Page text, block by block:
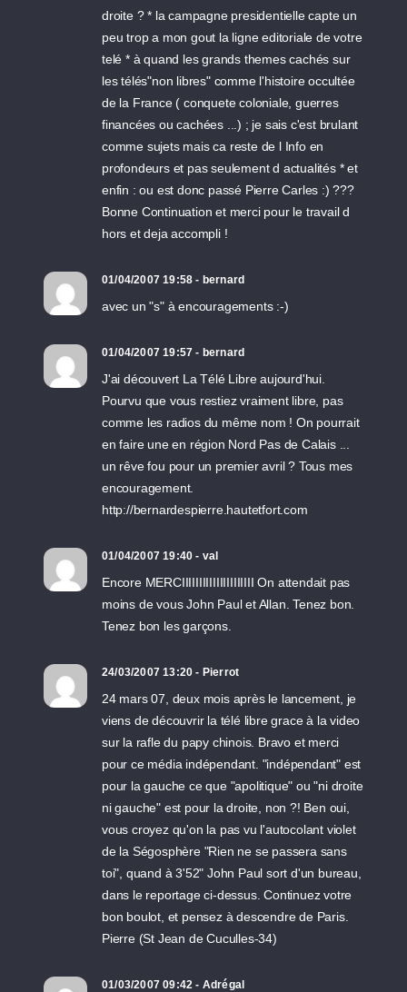
droite ? * la campagne presidentielle capte un
peu trop a mon gout la ligne editoriale de votre
telé * à quand les grands themes cachés sur
les télés"non libres" comme l'histoire occultée
de la France ( conquete coloniale, guerres
financées ou cachées ...) ; je sais c'est brulant
comme sujets mais ca reste de l Info en
profondeurs et pas seulement d actualités * et
enfin : ou est donc passé Pierre Carles :) ???
Bonne Continuation et merci pour le travail d
hors et deja accompli !
01/04/2007 19:58 - bernard
avec un "s" à encouragements :-)
01/04/2007 19:57 - bernard
J'ai découvert La Télé Libre aujourd'hui.
Pourvu que vous restiez vraiment libre, pas
comme les radios du même nom ! On pourrait
en faire une en région Nord Pas de Calais ...
un rêve fou pour un premier avril ? Tous mes
encouragement.
http://bernardespierre.hautetfort.com
01/04/2007 19:40 - val
Encore MERCIIIIIIIIIIIIIIIIIIIII On attendait pas
moins de vous John Paul et Allan. Tenez bon.
Tenez bon les garçons.
24/03/2007 13:20 - Pierrot
24 mars 07, deux mois après le lancement, je
viens de découvrir la télé libre grace à la video
sur la rafle du papy chinois. Bravo et merci
pour ce média indépendant. "indépendant" est
pour la gauche ce que "apolitique" ou "ni droite
ni gauche" est pour la droite, non ?! Ben oui,
vous croyez qu'on la pas vu l'autocolant violet
de la Ségosphère "Rien ne se passera sans
toi", quand à 3'52" John Paul sort d'un bureau,
dans le reportage ci-dessus. Continuez votre
bon boulot, et pensez à descendre de Paris.
Pierre (St Jean de Cuculles-34)
01/03/2007 09:42 - Adrégal